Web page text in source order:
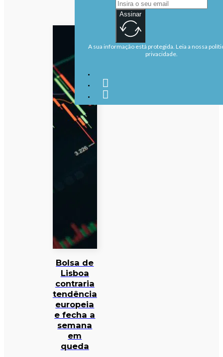
Bolsa de
Lisboa
contraria
tendência
europeia
e fecha a
semana
em
queda
Assinar
A sua informação está protegida. Leia a nossa
privacidade.